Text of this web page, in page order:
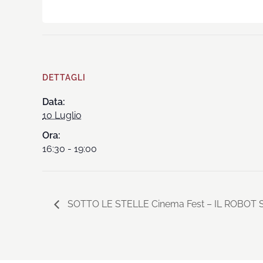
DETTAGLI
Data:
10 Luglio
Ora:
16:30 - 19:00
SOTTO LE STELLE Cinema Fest – IL ROBOT